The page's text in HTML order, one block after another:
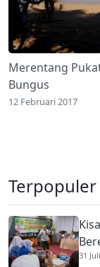
Merentang
Bungus
12 Februari 2017
Terpopuler
31